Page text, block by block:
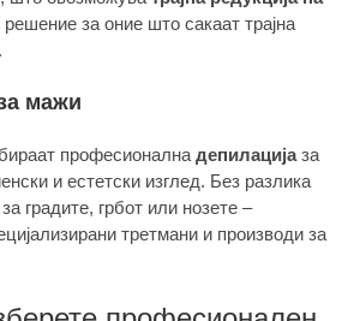
за оние што сакаат трајна
мажи
професионалнадепилацијаза
и естетски изглед. Без разлика
градите, грбот или нозете –
третмани и производи за